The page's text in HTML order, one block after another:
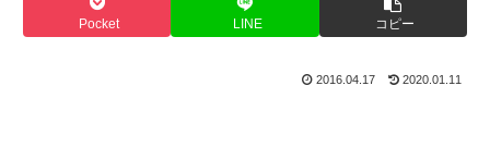
Pocket LINE コピー
2016.04.17 2020.01.11